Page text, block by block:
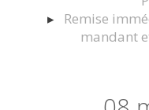
Remise
mandant